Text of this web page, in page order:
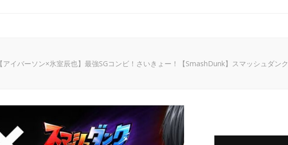
【アイバーソン×氷室辰也】最強SGコンビ！さいきょー！【SmashDunk】スマッシュダンク